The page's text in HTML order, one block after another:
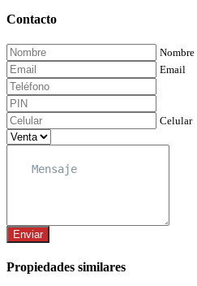
Contacto
Nombre
Email
Celular
Enviar
Propiedades similares